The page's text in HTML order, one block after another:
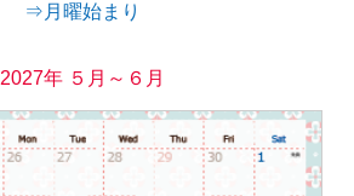
⇒月曜始まり
2027年 ５月～６月